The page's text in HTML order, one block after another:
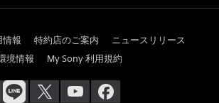
情報 特約店のご案内
ニュースリリース
境情報
My Sony 利用規約